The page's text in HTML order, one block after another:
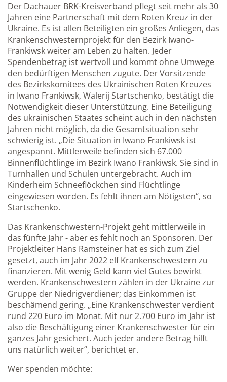
Der Dachauer BRK-Kreisverband pflegt seit mehr als 30
Jahren eine Partnerschaft mit dem Roten Kreuz in der
Ukraine. Es ist allen Beteiligten ein großes Anliegen, das
Krankenschwesternprojekt für den Bezirk Iwano-
Frankiwsk weiter am Leben zu halten. Jeder
Spendenbetrag ist wertvoll und kommt ohne Umwege
den bedürftigen Menschen zugute. Der Vorsitzende
des Bezirkskomitees des Ukrainischen Roten Kreuzes
in Iwano Frankiwsk, Walerij Startschenko, bestätigt die
Notwendigkeit dieser Unterstützung. Eine Beteiligung
des ukrainischen Staates scheint auch in den nächsten
Jahren nicht möglich, da die Gesamtsituation sehr
schwierig ist. „Die Situation in Iwano Frankiwsk ist
angespannt. Mittlerweile befinden sich 67.000
Binnenflüchtlinge im Bezirk Iwano Frankiwsk. Sie sind in
Turnhallen und Schulen untergebracht. Auch im
Kinderheim Schneeflöckchen sind Flüchtlinge
eingewiesen worden. Es fehlt ihnen am Nötigsten“, so
Startschenko.
Das Krankenschwestern-Projekt geht mittlerweile in
das fünfte Jahr - aber es fehlt noch an Sponsoren. Der
Projektleiter Hans Ramsteiner hat es sich zum Ziel
gesetzt, auch im Jahr 2022 elf Krankenschwestern zu
finanzieren. Mit wenig Geld kann viel Gutes bewirkt
werden. Krankenschwestern zählen in der Ukraine zur
Gruppe der Niedrigverdiener; das Einkommen ist
beschämend gering. „Eine Krankenschwester verdient
rund 220 Euro im Monat. Mit nur 2.700 Euro im Jahr ist
also die Beschäftigung einer Krankenschwester für ein
ganzes Jahr gesichert. Auch jeder andere Betrag hilft
uns natürlich weiter“, berichtet er.
Wer spenden möchte: